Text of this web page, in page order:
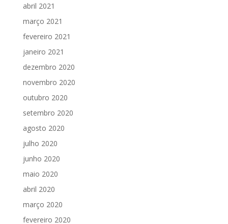
abril 2021
março 2021
fevereiro 2021
janeiro 2021
dezembro 2020
novembro 2020
outubro 2020
setembro 2020
agosto 2020
julho 2020
junho 2020
maio 2020
abril 2020
março 2020
fevereiro 2020